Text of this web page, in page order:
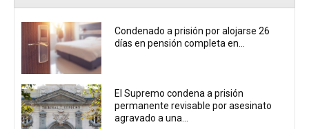
Condenado a prisión por alojarse 26
días en pensión completa en...
El Supremo condena a prisión
permanente revisable por asesinato
agravado a una...